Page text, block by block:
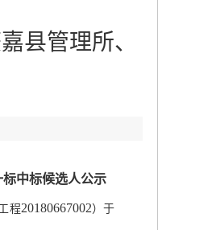
县管理所、
中标候选人公示
程20180667002）于